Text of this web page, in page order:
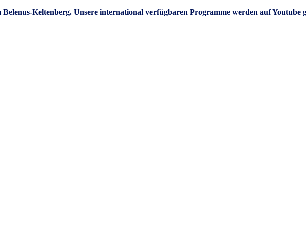
Keltenberg. Unsere international verfügbaren Programme werden auf Youtube